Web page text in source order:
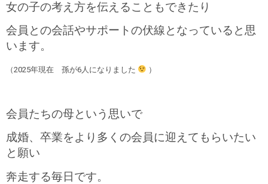
女の子の考え方を伝えることもできたり
会員との会話やサポートの伏線となっていると思
います。
（2025年現在 孫が6人になりました ）
会員たちの母という思いで
成婚、卒業をより多くの会員に迎えてもらいたい
と願い
奔走する毎日です。